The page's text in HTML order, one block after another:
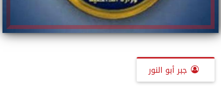
جبر أبو النور